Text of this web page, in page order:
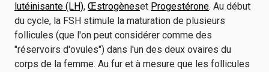
lutéinisante (LH), Œstrogèneset Progestérone. Au début
du cycle, la FSH stimule la maturation de plusieurs
follicules (que l'on peut considérer comme des
"réservoirs d'ovules") dans l'un des deux ovaires du
corps de la femme. Au fur et à mesure que les follicules